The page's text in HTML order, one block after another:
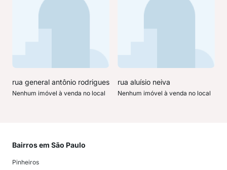
rua general antônio rodrigues
Nenhum imóvel à venda no local
rua aluísio neiva
Nenhum imóvel à venda no local
Bairros em São Paulo
Pinheiros